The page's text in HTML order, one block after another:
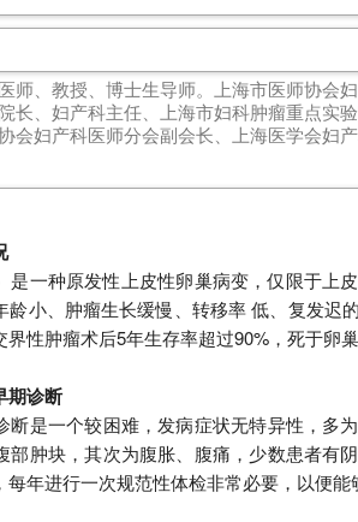
师、教授、博士生导师。 上海市医师协会
长、妇产科主任、上海市妇科肿瘤重点实
会妇产科医师分会副会长、上海医学会妇
是一种原发性上皮性卵巢病变，仅限于上
龄小、肿瘤生长缓慢、转移率 低、复发迟
性肿瘤术后5年生存率超过90%，死于卵
期诊断
断是一个较困难，发病症状无特异性，多
部肿块，其次为腹胀、腹痛，少数患者有
每年进行一次规范性体检非常必要，以便能